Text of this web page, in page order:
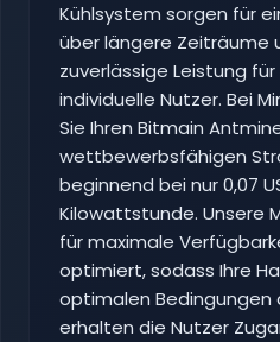
Kühlsystem sorgen für
über längere Zeiträume
zuverlässige Leistung
individuelle Nutzer. Bei
Sie Ihren Bitmain
wettbewerbsfähigen
beginnend bei nur 0,07
Kilowattstunde. Unsere
für maximale
optimiert, sodass Ihre
optimalen Bedingungen
erhalten die Nutzer